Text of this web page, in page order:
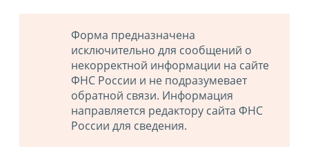
Форма предназначена
исключительно для сообщений о
некорректной информации на сайте
ФНС России и не подразумевает
обратной связи. Информация
направляется редактору сайта ФНС
России для сведения.